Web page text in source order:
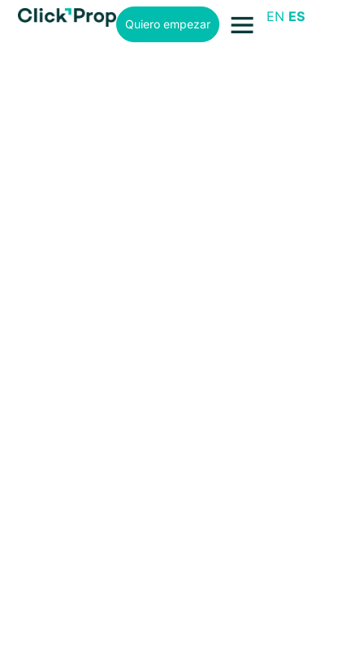
Quiero empezar EN ES